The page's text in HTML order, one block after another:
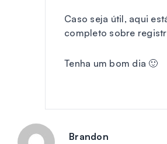
Caso seja útil, aqui
completo sobre
Tenha um bom dia 🙂
Brandon